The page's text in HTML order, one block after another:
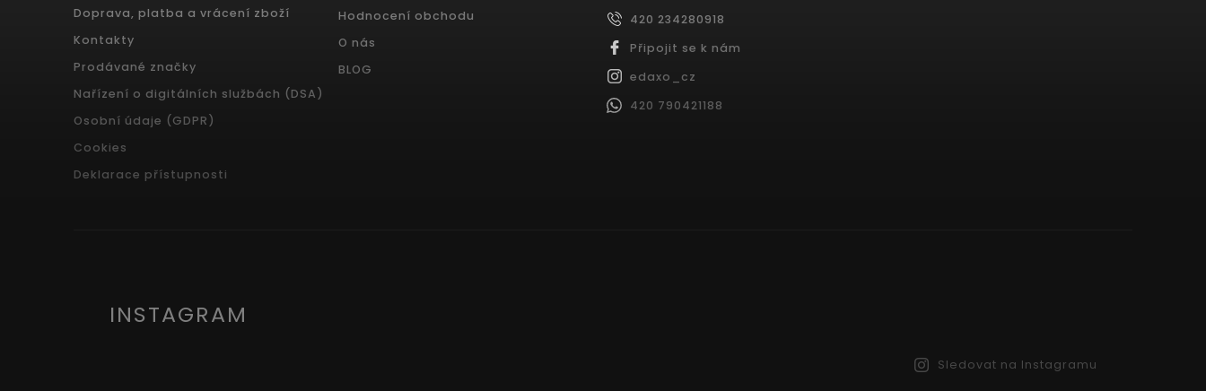
Doprava, platba a vrácení zboží
Kontakty
Prodávané značky
Nařízení o digitálních službách (DSA)
Osobní údaje (GDPR)
Cookies
Deklarace přístupnosti
Hodnocení obchodu
O nás
BLOG
420 234280918
Připojit se k nám
edaxo_cz
420 790421188
INSTAGRAM
Sledovat na Instagramu